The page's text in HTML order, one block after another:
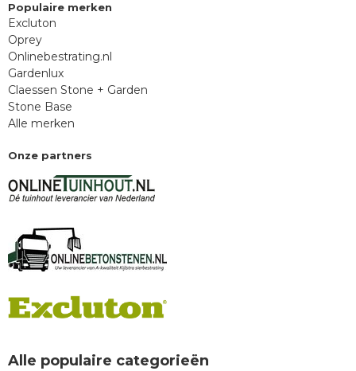
Populaire merken
Excluton
Oprey
Onlinebestrating.nl
Gardenlux
Claessen Stone + Garden
Stone Base
Alle merken
Onze partners
Alle populaire categorieën